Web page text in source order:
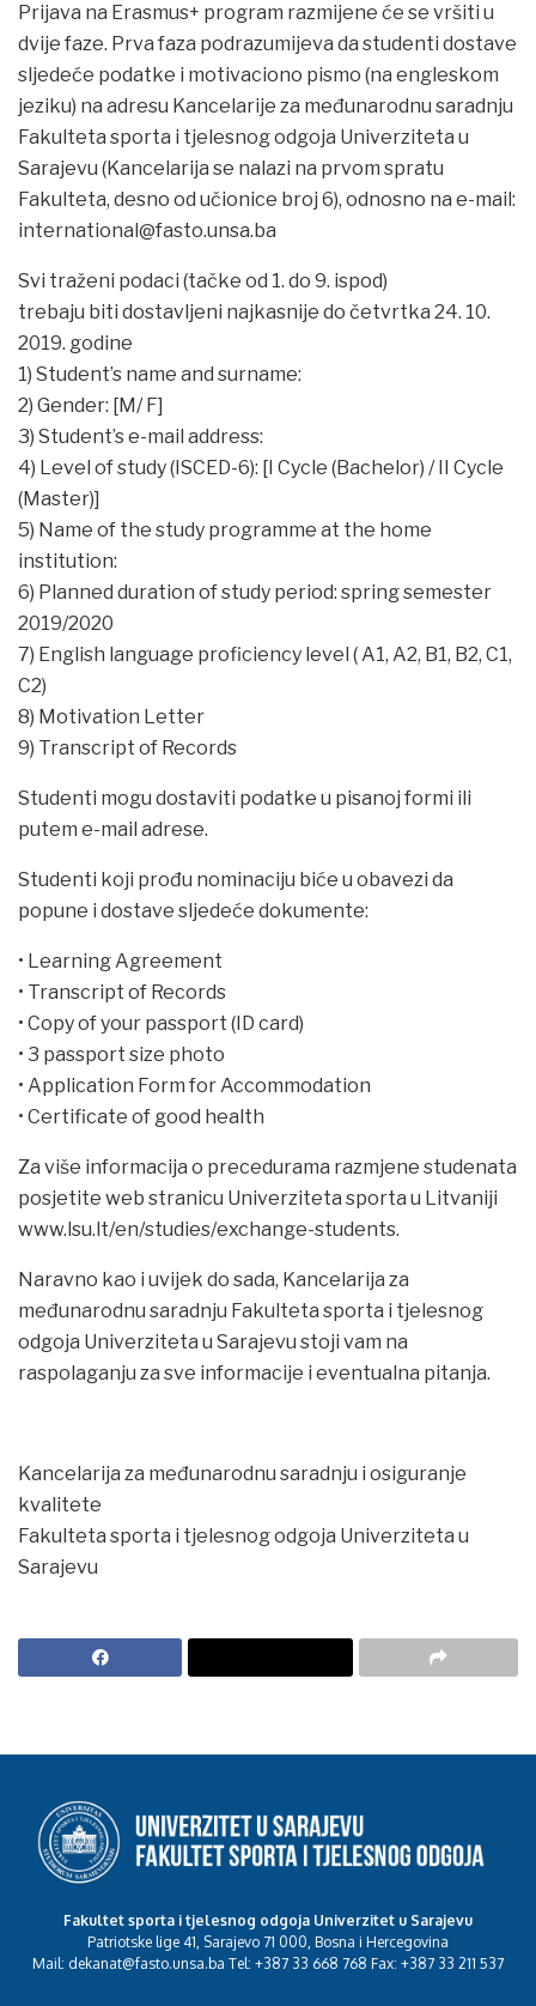
Prijava na Erasmus+ program razmijene će se vršiti u
dvije faze. Prva faza podrazumijeva da studenti dostave
sljedeće podatke i motivaciono pismo (na engleskom
jeziku) na adresu Kancelarije za međunarodnu saradnju
Fakulteta sporta i tjelesnog odgoja Univerziteta u
Sarajevu (Kancelarija se nalazi na prvom spratu
Fakulteta, desno od učionice broj 6), odnosno na e-mail:
international@fasto.unsa.ba
Svi traženi podaci (tačke od 1. do 9. ispod)
trebaju biti dostavljeni najkasnije do četvrtka 24. 10.
2019. godine
1) Student’s name and surname:
2) Gender: [M/ F]
3) Student’s e-mail address:
4) Level of study (ISCED-6): [I Cycle (Bachelor) / II Cycle
(Master)]
5) Name of the study programme at the home
institution:
6) Planned duration of study period: spring semester
2019/2020
7) English language proficiency level ( A1, A2, B1, B2, C1,
C2)
8) Motivation Letter
9) Transcript of Records
Studenti mogu dostaviti podatke u pisanoj formi ili
putem e-mail adrese.
Studenti koji prođu nominaciju biće u obavezi da
popune i dostave sljedeće dokumente:
• Learning Agreement
• Transcript of Records
• Copy of your passport (ID card)
• 3 passport size photo
• Application Form for Accommodation
• Certificate of good health
Za više informacija o precedurama razmjene studenata
posjetite web stranicu Univerziteta sporta u Litvaniji
www.lsu.lt/en/studies/exchange-students.
Naravno kao i uvijek do sada, Kancelarija za
međunarodnu saradnju Fakulteta sporta i tjelesnog
odgoja Univerziteta u Sarajevu stoji vam na
raspolaganju za sve informacije i eventualna pitanja.
Kancelarija za međunarodnu saradnju i osiguranje
kvalitete
Fakulteta sporta i tjelesnog odgoja Univerziteta u
Sarajevu
Fakultet sporta i tjelesnog odgoja Univerzitet u Sarajevu
Patriotske lige 41, Sarajevo 71 000, Bosna i Hercegovina
Mail: dekanat@fasto.unsa.ba Tel: +387 33 668 768 Fax: +387 33 211 537